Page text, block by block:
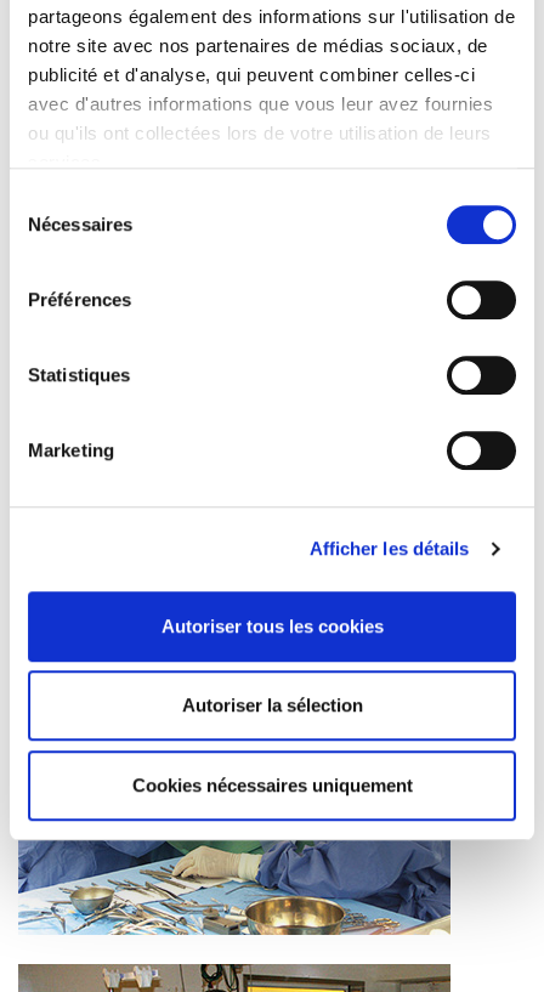
partageons également des informations sur l'utilisation de
notre site avec nos partenaires de médias sociaux, de
publicité et d'analyse, qui peuvent combiner celles-ci
avec d'autres informations que vous leur avez fournies
ou qu'ils ont collectées lors de votre utilisation de leurs
Nécessaires
Préférences
Statistiques
Marketing
Afficher les détails
Autoriser tous les cookies
Autoriser la sélection
Cookies nécessaires uniquement
de la Transfusion tous bénévoles.
Les Etablissements sont conventionnés avec l’Agence
Régionale de Santé Provence Alpes Côte d’Azur et les
principaux Organismes Sociaux. Une convention d’Aide
Sociale a été signée avec le Conseil Général des Alpes-